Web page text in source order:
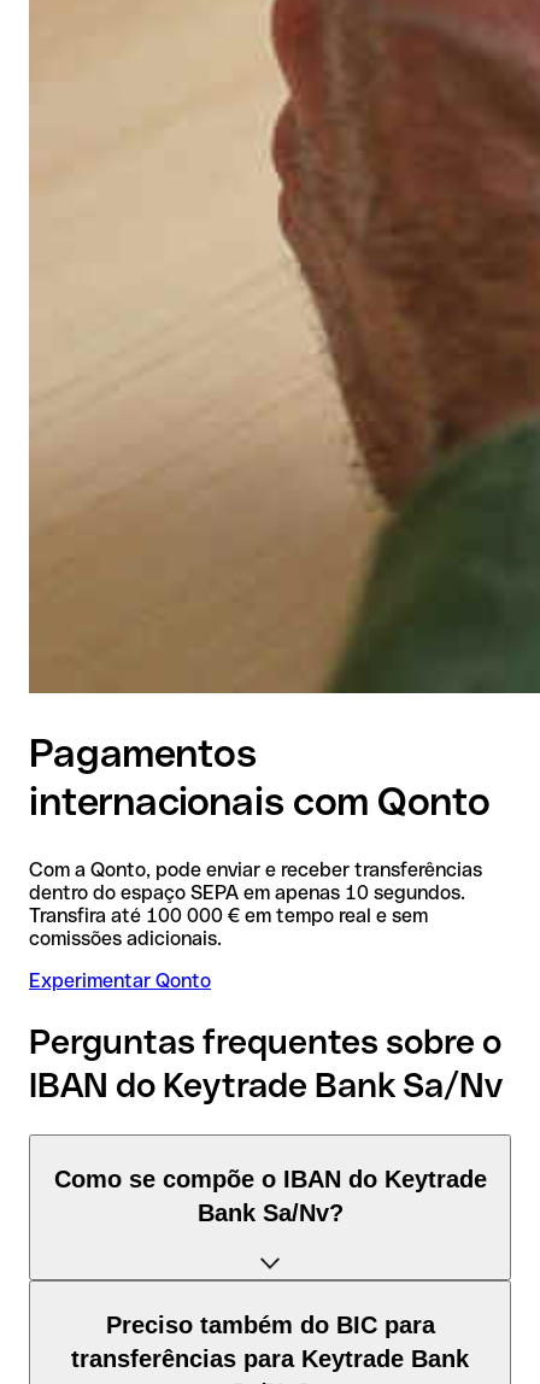
Pagamentos
internacionais com Qonto
Com a Qonto, pode enviar e receber transferências
dentro do espaço SEPA em apenas 10 segundos.
Transfira até 100 000 € em tempo real e sem
comissões adicionais.
Experimentar Qonto
Perguntas frequentes sobre o
IBAN do Keytrade Bank Sa/Nv
Como se compõe o IBAN do Keytrade
Bank Sa/Nv?
composto por três elementos:
Preciso também do BIC para
transferências para Keytrade Bank